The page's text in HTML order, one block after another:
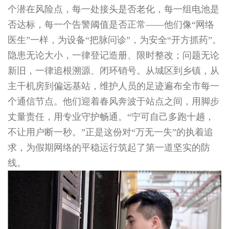
个潜在风险点，每一处接头是否老化，每一组电池是
否达标，每一个告警阈值是否正常——他们像“网络
医生”一样，为设备“把脉问诊”，为安全“开方抓药”。
隐患无论大小，一律登记造册、限时整改；问题无论
新旧，一律追根溯源、闭环销号。从城区到乡镇，从
主干机房到偏远基站，维护人员的足迹遍布全市每一
个通信节点。他们迎着春风奔波于站点之间，用脚步
丈量责任，用专业守护畅通。“宁可自己多跑十趟，
不让用户断一秒。”正是这份对“万无一失”的执着追
求，为假期网络的平稳运行筑起了第一道坚实的防
线。